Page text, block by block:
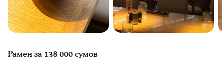
Рамен за 138 000 сумов